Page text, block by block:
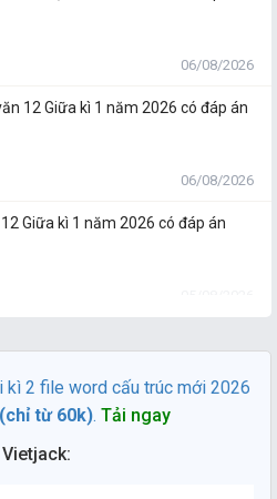
06/08/2026
12 Giữa kì 1 năm 2026 có đáp án
06/08/2026
Giữa kì 1 năm 2026 có đáp án
Sinh học 12 năm 2025-2026
kì 2 file word cấu trúc mới 2026
(chỉ từ 60k). Tải ngay